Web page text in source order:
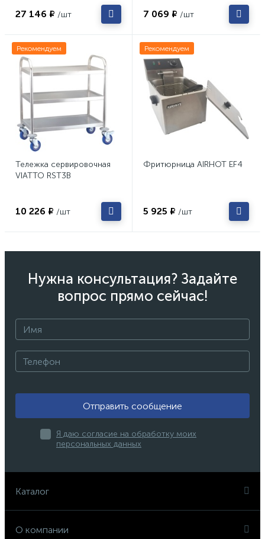
27 146 ₽ /шт 7 069 ₽ /шт
Рекомендуем
Тележка сервировочная
VIATTO RST3B
10 226 ₽ /шт
Рекомендуем
Фритюрница AIRHOT EF4
5 925 ₽ /шт
Нужна консультация? Задайте
вопрос прямо сейчас!
Отправить сообщение
Я даю согласие на обработку моих
персональных данных
Каталог
О компании